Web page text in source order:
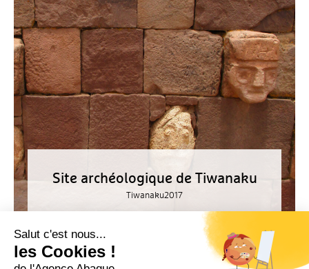
Site archéologique de Tiwanaku
Tiwanaku2017